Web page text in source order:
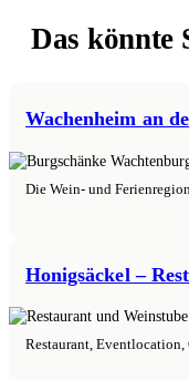
Das könnte
Wachenheim an
Die Wein- und
Honigsäckel –
Restaurant,